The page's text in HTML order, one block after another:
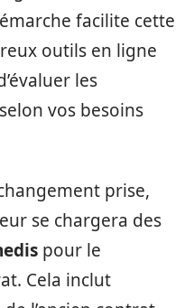
facilite cette
outils en ligne
les
vos besoins
prise,
se chargera des
pour le
Cela inclut